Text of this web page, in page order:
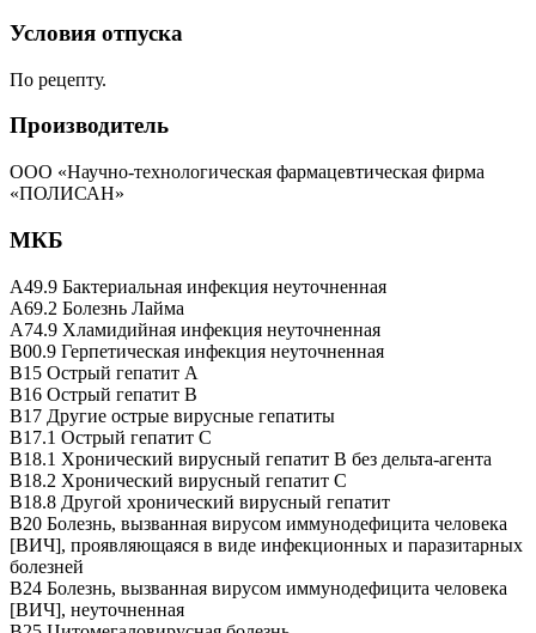
Условия отпуска
По рецепту.
Производитель
ООО «Научно-технологическая фармацевтическая фирма
«ПОЛИСАН»
МКБ
A49.9 Бактериальная инфекция неуточненная
A69.2 Болезнь Лайма
A74.9 Хламидийная инфекция неуточненная
B00.9 Герпетическая инфекция неуточненная
B15 Острый гепатит A
B16 Острый гепатит B
B17 Другие острые вирусные гепатиты
B17.1 Острый гепатит C
B18.1 Хронический вирусный гепатит B без дельта-агента
B18.2 Хронический вирусный гепатит C
B18.8 Другой хронический вирусный гепатит
B20 Болезнь, вызванная вирусом иммунодефицита человека
[ВИЧ], проявляющаяся в виде инфекционных и паразитарных
болезней
B24 Болезнь, вызванная вирусом иммунодефицита человека
[ВИЧ], неуточненная